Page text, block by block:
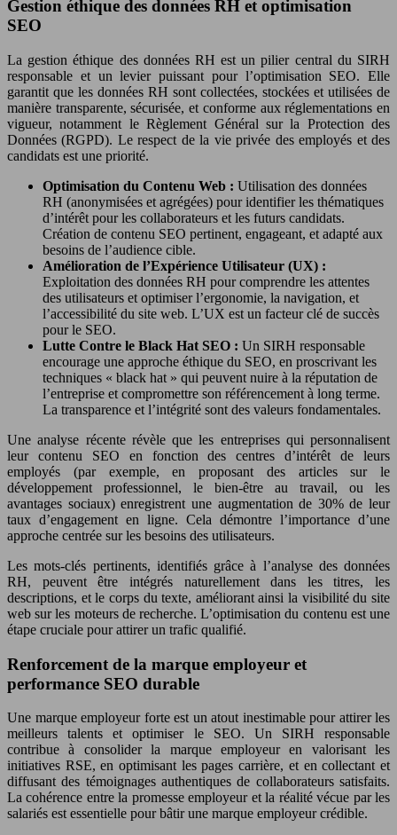
Gestion éthique des données RH et optimisation
SEO
La gestion éthique des données RH est un pilier central du SIRH
responsable et un levier puissant pour l’optimisation SEO. Elle
garantit que les données RH sont collectées, stockées et utilisées de
manière transparente, sécurisée, et conforme aux réglementations en
vigueur, notamment le Règlement Général sur la Protection des
Données (RGPD). Le respect de la vie privée des employés et des
candidats est une priorité.
Optimisation du Contenu Web : Utilisation des données
RH (anonymisées et agrégées) pour identifier les thématiques
d’intérêt pour les collaborateurs et les futurs candidats.
Création de contenu SEO pertinent, engageant, et adapté aux
besoins de l’audience cible.
Amélioration de l’Expérience Utilisateur (UX) :
Exploitation des données RH pour comprendre les attentes
des utilisateurs et optimiser l’ergonomie, la navigation, et
l’accessibilité du site web. L’UX est un facteur clé de succès
pour le SEO.
Lutte Contre le Black Hat SEO : Un SIRH responsable
encourage une approche éthique du SEO, en proscrivant les
techniques « black hat » qui peuvent nuire à la réputation de
l’entreprise et compromettre son référencement à long terme.
La transparence et l’intégrité sont des valeurs fondamentales.
Une analyse récente révèle que les entreprises qui personnalisent
leur contenu SEO en fonction des centres d’intérêt de leurs
employés (par exemple, en proposant des articles sur le
développement professionnel, le bien-être au travail, ou les
avantages sociaux) enregistrent une augmentation de 30% de leur
taux d’engagement en ligne. Cela démontre l’importance d’une
approche centrée sur les besoins des utilisateurs.
Les mots-clés pertinents, identifiés grâce à l’analyse des données
RH, peuvent être intégrés naturellement dans les titres, les
descriptions, et le corps du texte, améliorant ainsi la visibilité du site
web sur les moteurs de recherche. L’optimisation du contenu est une
étape cruciale pour attirer un trafic qualifié.
Renforcement de la marque employeur et
performance SEO durable
Une marque employeur forte est un atout inestimable pour attirer les
meilleurs talents et optimiser le SEO. Un SIRH responsable
contribue à consolider la marque employeur en valorisant les
initiatives RSE, en optimisant les pages carrière, et en collectant et
diffusant des témoignages authentiques de collaborateurs satisfaits.
La cohérence entre la promesse employeur et la réalité vécue par les
salariés est essentielle pour bâtir une marque employeur crédible.